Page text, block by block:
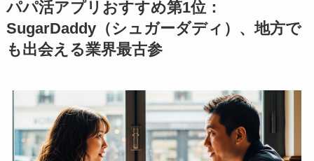
パパ活アプリおすすめ第1位：
SugarDaddy（シュガーダディ）、地方で
も出会える業界最古参